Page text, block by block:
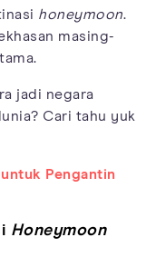
honeymoon.
masing-
jadi negara
Cari tahu yuk
Pengantin
Honeymoon